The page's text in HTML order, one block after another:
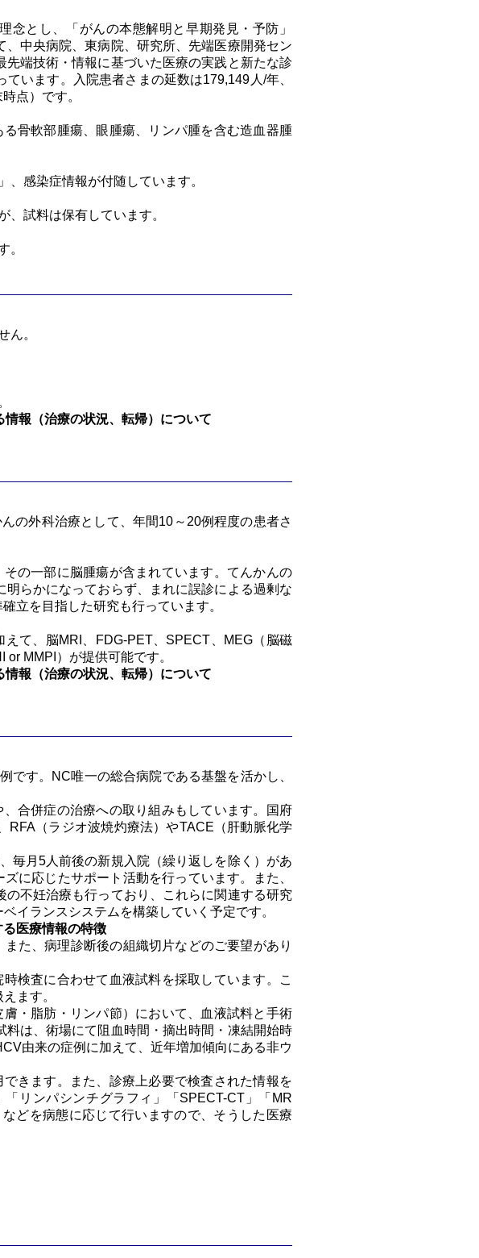
とし、「がんの本態解明と早期発見・予防」
、中央病院、東病院、研究所、先端医療開発セン
端技術・情報に基づいた医療の実践と新たな診
います。入院患者さまの延数は179,149人/年、
点）です。
骨軟部腫瘍、眼腫瘍、リンパ腫を含む造血器腫
感染症情報が付随しています。
試料は保有しています。
。
ん。
報（治療の状況、転帰）について
の外科治療として、年間10～20例程度の患者さ
の一部に脳腫瘍が含まれています。てんかんの
らかになっておらず、まれに誤診による過剰な
立を目指した研究も行っています。
て、脳MRI、FDG-PET、SPECT、MEG（脳磁
MMPI）が提供可能です。
報（治療の状況、転帰）について
す。NC唯一の総合病院である基盤を活かし、
合併症の治療への取り組みもしています。国府
RFA（ラジオ波焼灼療法）やTACE（肝動脈化学
毎月5人前後の新規入院（繰り返しを除く）があ
に応じたサポート活動を行っています。また、
不妊治療も行っており、これらに関連する研究
イランスシステムを構築していく予定です。
医療情報の特徴
た、病理診断後の組織切片などのご要望があり
検査に合わせて血液試料を採取しています。こ
ます。
・脂肪・リンパ節）において、血液試料と手術
は、術場にて阻血時間・摘出時間・凍結開始時
由来の症例に加えて、近年増加傾向にある非ウ
きます。また、診療上必要で検査された情報を
リンパシンチグラフィ」「SPECT-CT」「MR
どを病態に応じて行いますので、そうした医療